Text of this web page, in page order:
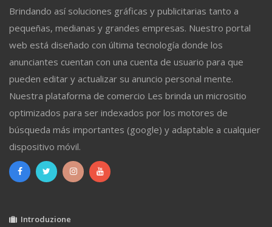
Brindando así soluciones gráficas y publicitarias tanto a
pequeñas, medianas y grandes empresas. Nuestro portal
web está diseñado con última tecnología donde los
anunciantes cuentan con una cuenta de usuario para que
pueden editar y actualizar su anuncio personal mente.
Nuestra plataforma de comercio Les brinda un micrositio
optimizados para ser indexados por los motores de
búsqueda más importantes (google) y adaptable a cualquier
dispositivo móvil.
Introduzione